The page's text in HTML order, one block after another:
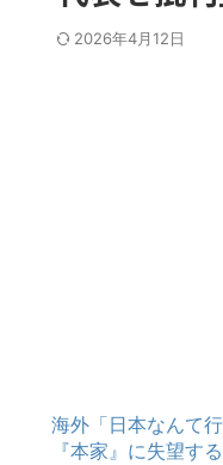
2026年4月12日
海外「日本なんて
『本家』に失望す